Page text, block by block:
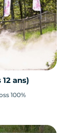
ans)
100%